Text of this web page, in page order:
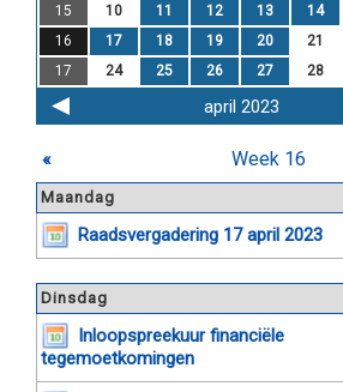
15
10 11 12 13 14
16
17 18 19 20 21
17
24 25 26 27 28
april 2023
« Week 16
Maandag
Raadsvergadering 17 april 2023
Dinsdag
Inloopspreekuur financiële
tegemoetkomingen